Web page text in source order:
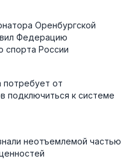
Оренбургской
Федерацию
спорта России
потребует от
подключиться к системе
неотъемлемой частью